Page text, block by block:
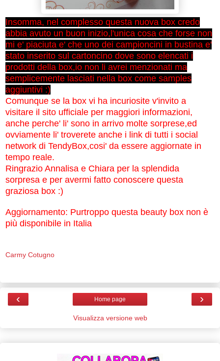
Insomma, nel complesso questa nuova box credo
abbia avuto un buon inizio,l'unica cosa che forse non
mi e' piaciuta e' che uno dei campioncini in bustina e'
stato inserito sul cartoncino dove sono elencati i
prodotti della box,io non li avrei menzionati ma
semplicemente lasciati nella box come samples
aggiuntivi :)
Comunque se la box vi ha incuriosite v'invito a
visitare il sito ufficiale per maggiori informazioni,
anche perche' li' sono in arrivo molte sorprese,ed
ovviamente li' troverete anche i link di tutti i social
network di TendyBox,cosi' da essere aggiornate in
tempo reale.
Ringrazio Annalisa e Chiara per la splendida
sorpresa e per avermi fatto conoscere questa
graziosa box :)
Aggiornamento: Purtroppo questa beauty box non è
più disponibile in Italia
Carmy Cotugno
‹ ›
Home page
Visualizza versione web